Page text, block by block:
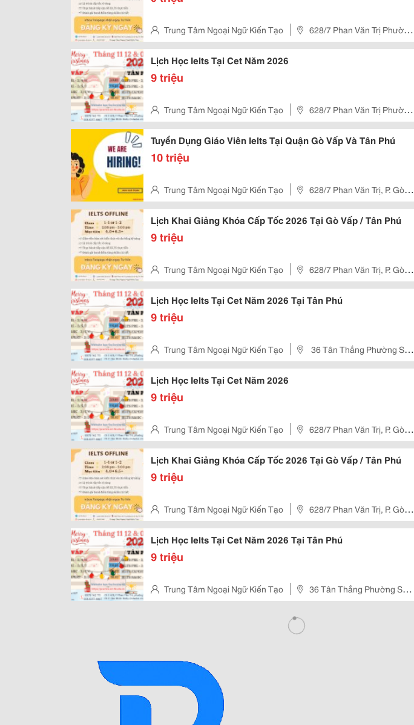
Trung Tâm Ngoại Ngữ Kiến Tạo
628/7 Phan Văn Trị Phường
10, Quận Gò Vấp
Lịch Học Ielts Tại Cet Năm 2026
9 triệu
Trung Tâm Ngoại Ngữ Kiến Tạo
628/7 Phan Văn Trị Phường
10, Quận Gò Vấp
Tuyển Dụng Giáo Viên Ielts Tại Quận Gò Vấp Và Tân Phú
10 triệu
Trung Tâm Ngoại Ngữ Kiến Tạo
628/7 Phan Văn Trị, P. Gò
Vấp, Hcm
Lịch Khai Giảng Khóa Cấp Tốc 2026 Tại Gò Vấp / Tân Phú
9 triệu
Trung Tâm Ngoại Ngữ Kiến Tạo
628/7 Phan Văn Trị, P. Gò
Vấp, Hcm
Lịch Học Ielts Tại Cet Năm 2026 Tại Tân Phú
9 triệu
Trung Tâm Ngoại Ngữ Kiến Tạo
36 Tân Thắng Phường Sơn
Kỳ, Tân Phú
Lịch Học Ielts Tại Cet Năm 2026
9 triệu
Trung Tâm Ngoại Ngữ Kiến Tạo
628/7 Phan Văn Trị, P. Gò
Vấp, Hcm
Lịch Khai Giảng Khóa Cấp Tốc 2026 Tại Gò Vấp / Tân Phú
9 triệu
Trung Tâm Ngoại Ngữ Kiến Tạo
628/7 Phan Văn Trị, P. Gò
Vấp
Lịch Học Ielts Tại Cet Năm 2026 Tại Tân Phú
9 triệu
Trung Tâm Ngoại Ngữ Kiến Tạo
36 Tân Thắng Phường Sơn
Kỳ, Tân Phú